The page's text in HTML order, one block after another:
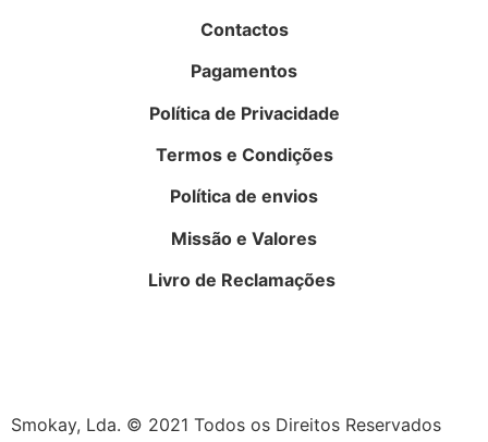
Contactos
Pagamentos
Política de Privacidade
Termos e Condições
Política de envios
Missão e Valores
Livro de Reclamações
Smokay, Lda. © 2021 Todos os Direitos Reservados